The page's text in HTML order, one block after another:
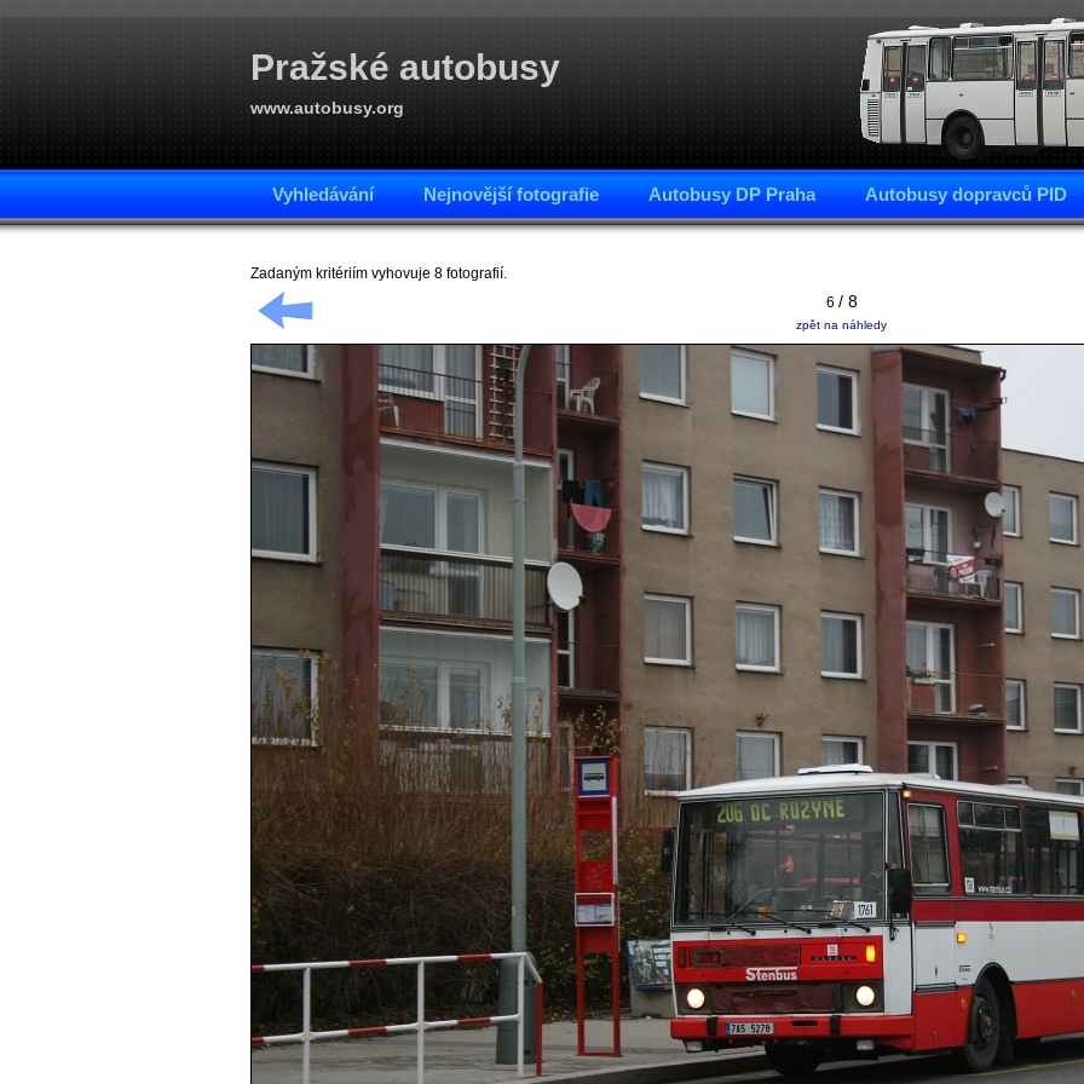
Pražské autobusy
www.autobusy.org
Vyhledávání Nejnovější fotografie Autobusy DP Praha Autobusy dopravců PID
Zadaným kritériím vyhovuje 8 fotografií.
6 / 8
zpět na náhledy